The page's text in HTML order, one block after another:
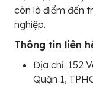
còn là điểm đến
nghiệp.
Thông tin liên
Địa chỉ: 152
Quận 1,